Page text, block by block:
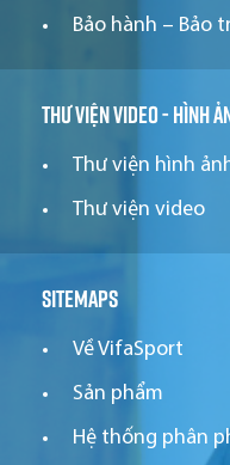
Bảo hành – Bảo
Thư viện video - hình
Thư viện hình
Thư viện video
Sitemaps
Về VifaSport
Sản phẩm
Hệ thống phân